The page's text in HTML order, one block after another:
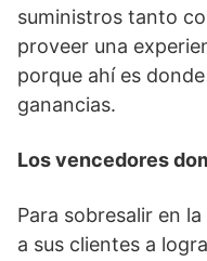
suministros tanto
proveer una
porque ahí es
ganancias.
Los vencedores
Para sobresalir en
a sus clientes a